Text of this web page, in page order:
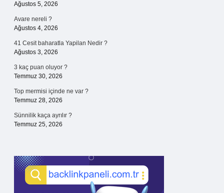
Ağustos 5, 2026
Avare nereli ?
Ağustos 4, 2026
41 Cesit baharatla Yapilan Nedir ?
Ağustos 3, 2026
3 kaç puan oluyor ?
Temmuz 30, 2026
Top mermisi içinde ne var ?
Temmuz 28, 2026
Sünnilik kaça ayrılır ?
Temmuz 25, 2026